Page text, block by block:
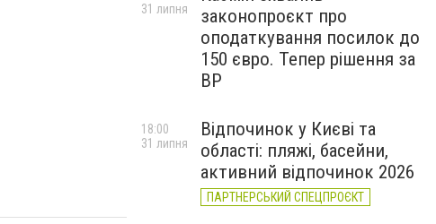
законопроєкт про
оподаткування посилок до
150 євро. Тепер рішення за
ВР
31 липня
Відпочинок у Києві та
області: пляжі, басейни,
активний відпочинок 2026
ПАРТНЕРСЬКИЙ СПЕЦПРОЄКТ
18:00
31 липня